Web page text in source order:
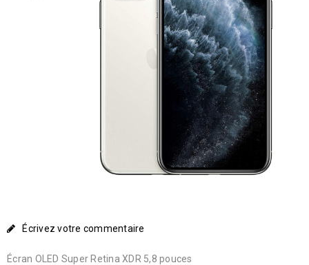
Écrivez votre commentaire
Écran OLED Super Retina XDR 5,8 pouces